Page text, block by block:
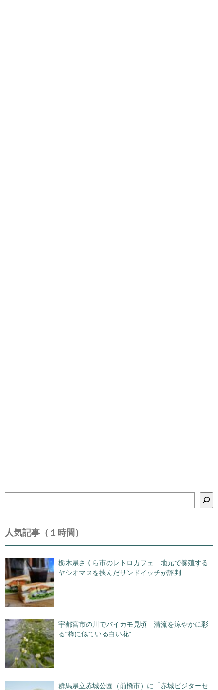
人気記事（１時間）
栃木県さくら市のレトロカフェ 地元で養殖する
ヤシオマスを挟んだサンドイッチが評判
宇都宮市の川でバイカモ見頃 清流を涼やかに彩
る“梅に似ている白い花”
群馬県立赤城公園（前橋市）に「赤城ビジターセ